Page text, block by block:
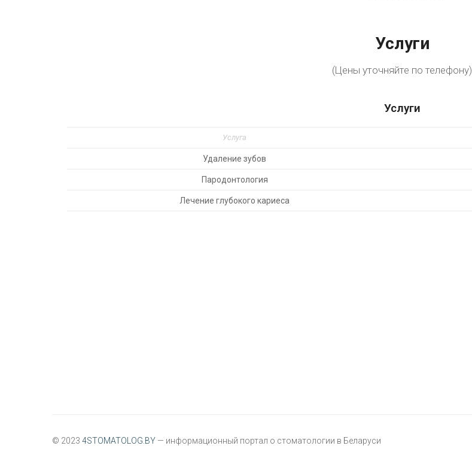
Услуги
(Цены уточняйте по телефону)
Услуги
Услуга
Удаление зубов
Пародонтология
Лечение глубокого кариеса
© 2023 4STOMATOLOG.BY — информационный портал о стоматологии в Беларуси